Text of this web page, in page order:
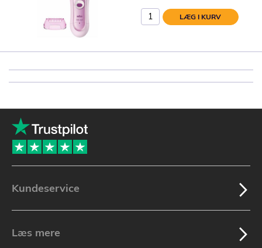
LÆG I KURV
Kundeservice
Læs mere